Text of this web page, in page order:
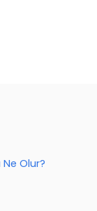
Ne Olur?